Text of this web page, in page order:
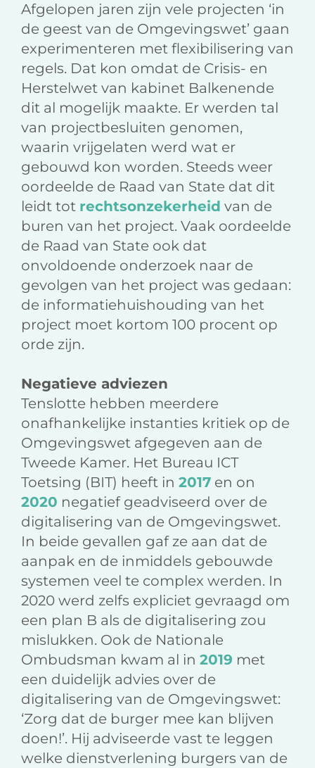
Afgelopen jaren zijn vele projecten ‘in
de geest van de Omgevingswet’ gaan
experimenteren met flexibilisering van
regels. Dat kon omdat de Crisis- en
Herstelwet van kabinet Balkenende
dit al mogelijk maakte. Er werden tal
van projectbesluiten genomen,
waarin vrijgelaten werd wat er
gebouwd kon worden. Steeds weer
oordeelde de Raad van State dat dit
leidt tot rechtsonzekerheid van de
buren van het project. Vaak oordeelde
de Raad van State ook dat
onvoldoende onderzoek naar de
gevolgen van het project was gedaan:
de informatiehuishouding van het
project moet kortom 100 procent op
orde zijn.
Negatieve adviezen
Tenslotte hebben meerdere
onafhankelijke instanties kritiek op de
Omgevingswet afgegeven aan de
Tweede Kamer. Het Bureau ICT
Toetsing (BIT) heeft in 2017 en on
2020 negatief geadviseerd over de
digitalisering van de Omgevingswet.
In beide gevallen gaf ze aan dat de
aanpak en de inmiddels gebouwde
systemen veel te complex werden. In
2020 werd zelfs expliciet gevraagd om
een plan B als de digitalisering zou
mislukken. Ook de Nationale
Ombudsman kwam al in 2019 met
een duidelijk advies over de
digitalisering van de Omgevingswet:
‘Zorg dat de burger mee kan blijven
doen!’. Hij adviseerde vast te leggen
welke dienstverlening burgers van de